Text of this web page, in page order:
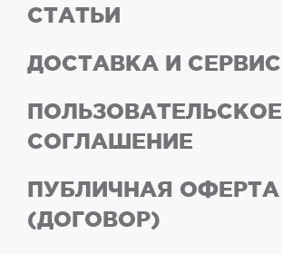
СТАТЬИ
ДОСТАВКА И СЕРВИС
ПОЛЬЗОВАТЕЛЬСКОЕ
СОГЛАШЕНИЕ
ПУБЛИЧНАЯ ОФЕРТА
(ДОГОВОР)